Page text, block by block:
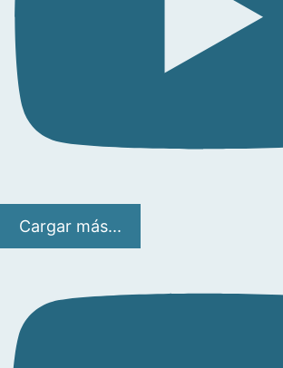
Cargar más...